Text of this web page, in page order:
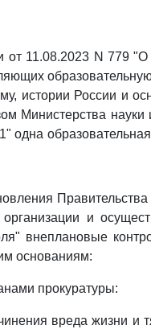
от 11.08.2023 N 779
истории России и
Министерства
одна
и
внеплановые
основаниям:
прокуратуры:
вреда жизни и